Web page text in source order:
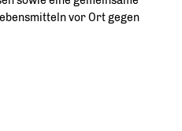
vor Ort gegen